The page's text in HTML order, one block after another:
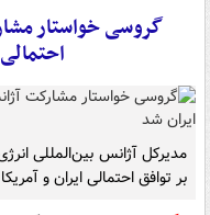
گروسی خواستار
مدیرکل آژانس بین‌المللی
بر توافق احتمالی ایران و